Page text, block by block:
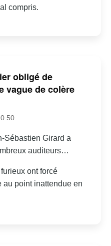
compris.
obligé de
vague de colère
Sébastien Girard a
auditeurs…
ont forcé
au point inattendue en